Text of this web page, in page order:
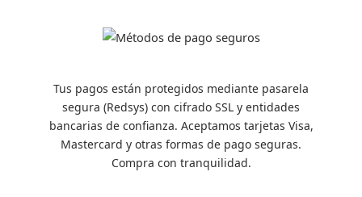
Tus pagos están protegidos mediante pasarela
segura (Redsys) con cifrado SSL y entidades
bancarias de confianza. Aceptamos tarjetas Visa,
Mastercard y otras formas de pago seguras.
Compra con tranquilidad.